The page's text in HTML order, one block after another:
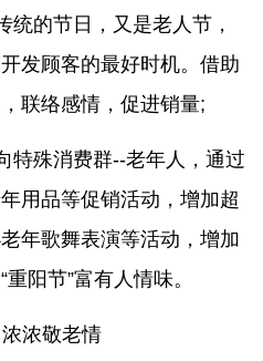
统的节日，又是老人节，
发顾客的最好时机。借助
联络感情，促进销量;
特殊消费群--老年人，通过
用品等促销活动，增加超
年歌舞表演等活动，增加
阳节”富有人情味。
浓敬老情